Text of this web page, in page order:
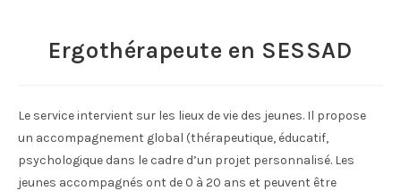
Ergothérapeute en SESSAD
Le service intervient sur les lieux de vie des jeunes. Il propose
un accompagnement global (thérapeutique, éducatif,
psychologique dans le cadre d’un projet personnalisé. Les
jeunes accompagnés ont de 0 à 20 ans et peuvent être